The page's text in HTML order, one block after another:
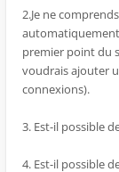
2.Je ne
premier point du
voudrais ajouter
connexions).
3. Est-il possible
4. Est-il possible